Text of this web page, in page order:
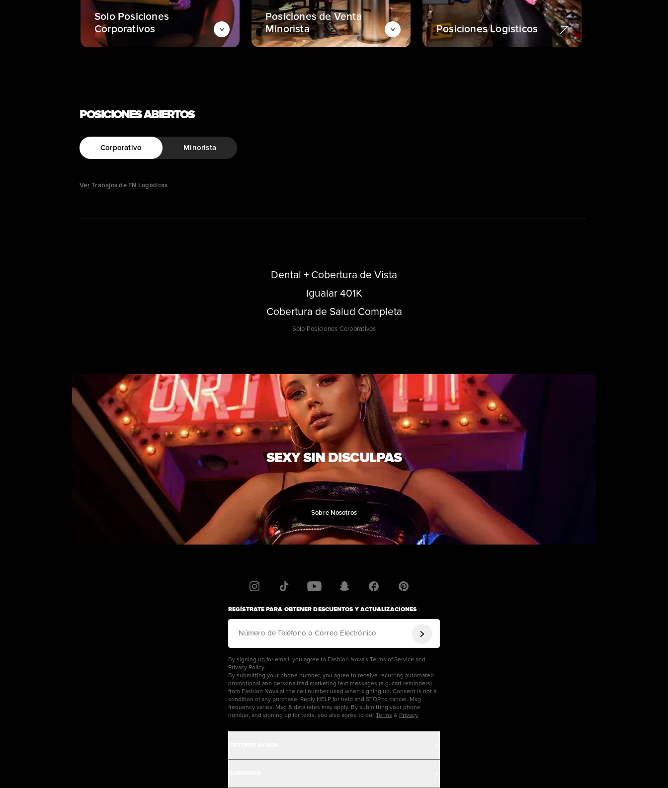
Solo Posiciones
Corporativos
Posiciones de Venta
Minorista
Posiciones Logisticos
POSICIONES ABIERTOS
Corporativo Minorista
Ver Trabajos de FN Logisticas
Dental + Cobertura de Vista
Igualar 401K
Cobertura de Salud Completa
Solo Posiciones Corporativos
SEXY SIN DISCULPAS
Sobre Nosotros
REGÍSTRATE PARA OBTENER DESCUENTOS Y ACTUALIZACIONES
Número de Teléfono o Correo Electrónico
By signing up for email, you agree to Fashion Nova's Terms of Service and
Privacy Policy.
By submitting your phone number, you agree to receive recurring automated
promotional and personalized marketing text messages (e.g. cart reminders)
from Fashion Nova at the cell number used when signing up. Consent is not a
condition of any purchase. Reply HELP for help and STOP to cancel. Msg
frequency varies. Msg & data rates may apply. By submitting your phone
number, and signing up for texts, you also agree to our Terms & Privacy